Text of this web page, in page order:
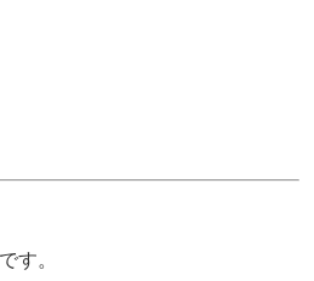
す。